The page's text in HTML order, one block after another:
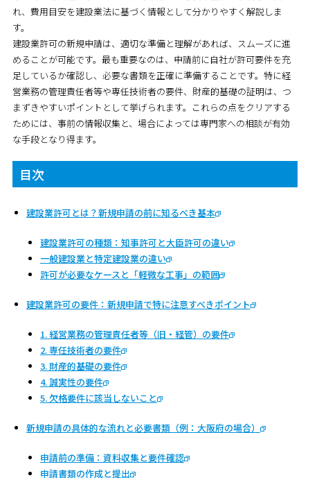
れ、費用目安を建設業法に基づく情報として分かりやすく解説しま
す。
建設業許可の新規申請は、適切な準備と理解があれば、スムーズに進
めることが可能です。最も重要なのは、申請前に自社が許可要件を充
足しているか確認し、必要な書類を正確に準備することです。特に経
営業務の管理責任者等や専任技術者の要件、財産的基礎の証明は、つ
まずきやすいポイントとして挙げられます。これらの点をクリアする
ためには、事前の情報収集と、場合によっては専門家への相談が有効
な手段となり得ます。
目次
建設業許可とは？新規申請の前に知るべき基本
建設業許可の種類：知事許可と大臣許可の違い
一般建設業と特定建設業の違い
許可が必要なケースと「軽微な工事」の範囲
建設業許可の要件：新規申請で特に注意すべきポイント
1. 経営業務の管理責任者等（旧・経管）の要件
2. 専任技術者の要件
3. 財産的基礎の要件
4. 誠実性の要件
5. 欠格要件に該当しないこと
新規申請の具体的な流れと必要書類（例：大阪府の場合）
申請前の準備：資料収集と要件確認
申請書類の作成と提出